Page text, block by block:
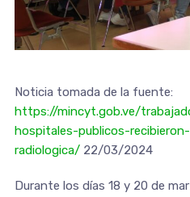
Noticia tomada de la fuente:
https://mincyt.gob.ve/
hospitales-publicos-
radiologica/22/03/2024
Durante los días 18 y 20 de